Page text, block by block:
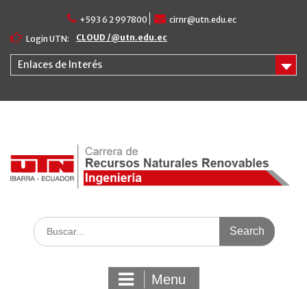
content
+593 6 2 997800
cirnr@utn.edu.ec
Login UTN:
CLOUD /@utn.edu.ec
Enlaces de Interés
Search
for:
Menu